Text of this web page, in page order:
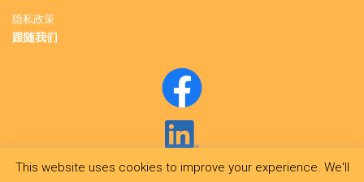
隐私政策
跟随我们
This website uses cookies to improve your experience. We'll